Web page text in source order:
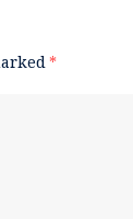
*